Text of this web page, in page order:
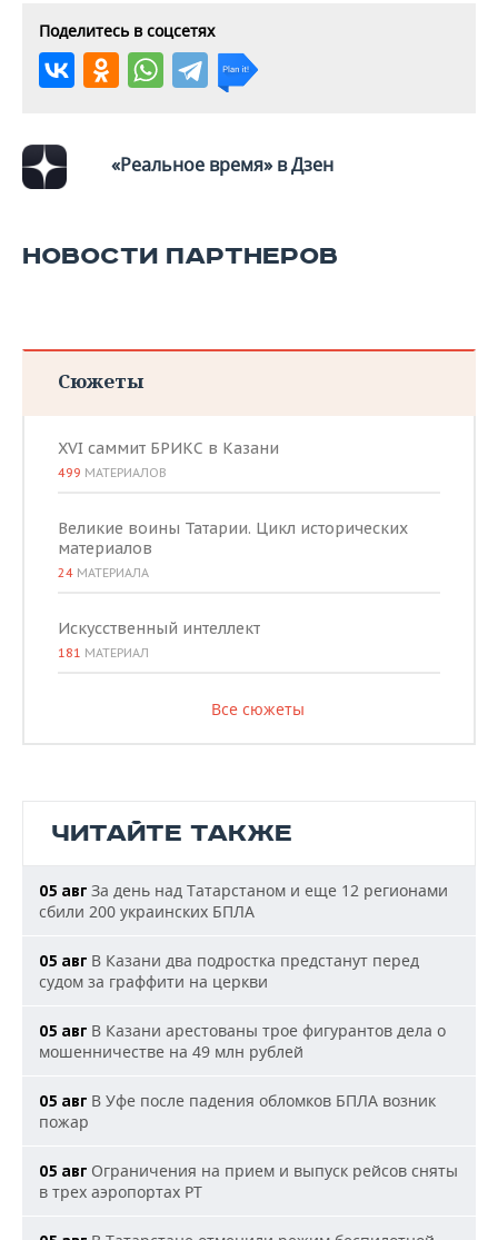
Поделитесь в соцсетях
«Реальное время» в Дзен
НОВОСТИ ПАРТНЕРОВ
Сюжеты
XVI саммит БРИКС в Казани
499 МАТЕРИАЛОВ
Великие воины Татарии. Цикл исторических
материалов
24 МАТЕРИАЛА
Искусственный интеллект
181 МАТЕРИАЛ
Все сюжеты
ЧИТАЙТЕ ТАКЖЕ
05 авг За день над Татарстаном и еще 12 регионами
сбили 200 украинских БПЛА
05 авг В Казани два подростка предстанут перед
судом за граффити на церкви
05 авг В Казани арестованы трое фигурантов дела о
мошенничестве на 49 млн рублей
05 авг В Уфе после падения обломков БПЛА возник
пожар
05 авг Ограничения на прием и выпуск рейсов сняты
в трех аэропортах РТ